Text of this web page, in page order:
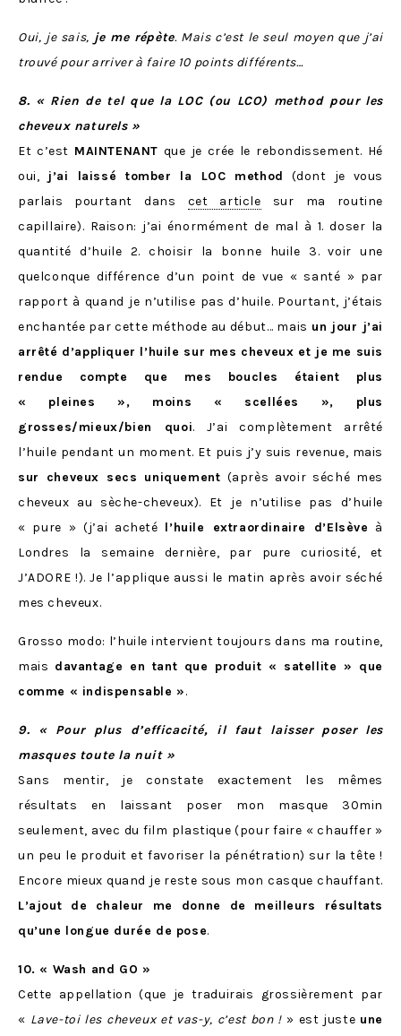
Oui, je sais, je me répète. Mais c’est le seul moyen que j’ai
trouvé pour arriver à faire 10 points différents…
8. « Rien de tel que la LOC (ou LCO) method pour les
cheveux naturels »
Et c’est MAINTENANT que je crée le rebondissement. Hé
oui,
j’ai laissé tomber la LOC method
(dont je vous
parlais pourtant dans cet article sur ma routine
capillaire). Raison: j’ai énormément de mal à 1. doser la
quantité d’huile 2. choisir la bonne huile 3. voir une
quelconque différence d’un point de vue « santé » par
rapport à quand je n’utilise pas d’huile. Pourtant, j’étais
enchantée par cette méthode au début… mais un jour j’ai
arrêté d’appliquer l’huile sur mes cheveux et je me suis
rendue compte que mes boucles étaient plus
« pleines », moins « scellées », plus
grosses/mieux/bien quoi. J’ai complètement arrêté
l’huile pendant un moment. Et puis j’y suis revenue, mais
sur cheveux secs uniquement (après avoir séché mes
cheveux au sèche-cheveux). Et je n’utilise pas d’huile
« pure » (j’ai acheté l’huile extraordinaire d’Elsève à
Londres la semaine dernière, par pure curiosité, et
J’ADORE !). Je l’applique aussi le matin après avoir séché
mes cheveux.
Grosso modo: l’huile intervient toujours dans ma routine,
mais davantage en tant que produit « satellite » que
comme « indispensable ».
9. « Pour plus d’efficacité, il faut laisser poser les
masques toute la nuit »
Sans mentir, je constate exactement les mêmes
résultats en laissant poser mon masque 30min
seulement, avec du film plastique (pour faire « chauffer »
un peu le produit et favoriser la pénétration) sur la tête !
Encore mieux quand je reste sous mon casque chauffant.
L’ajout de chaleur me donne de meilleurs résultats
qu’une longue durée de pose.
10. « Wash and GO »
Cette appellation (que je traduirais grossièrement par
« Lave-toi les cheveux et vas-y, c’est bon ! » est juste une